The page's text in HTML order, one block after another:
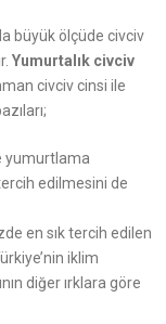
büyük ölçüde civciv
Yumurtalık civciv
civciv cinsi ile
yumurtlama
edilmesini de
en sık tercih edilen
iklim
diğer ırklara göre